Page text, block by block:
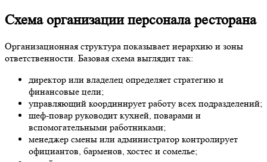
Схема организации персонала ресторана
Организационная структура показывает иерархию и зоны
ответственности. Базовая схема выглядит так:
директор или владелец определяет стратегию и
финансовые цели;
управляющий координирует работу всех подразделений;
шеф-повар руководит кухней, поварами и
вспомогательными работниками;
менеджер смены или администратор контролирует
официантов, барменов, хостес и сомелье;